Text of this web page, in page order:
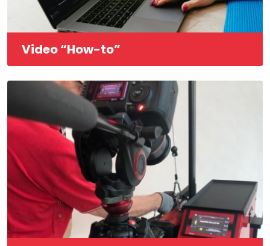
Video “How-to”